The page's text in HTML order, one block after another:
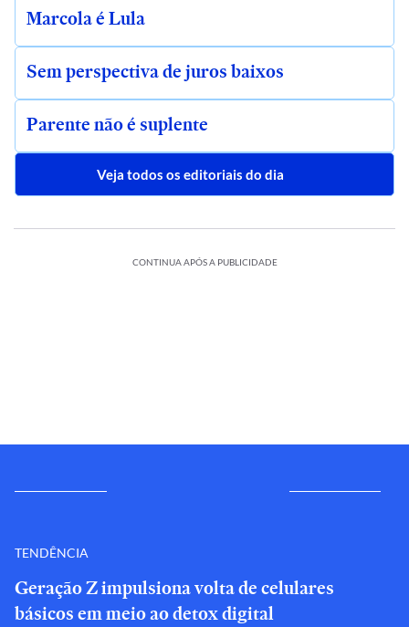
Marcola é Lula
Sem perspectiva de juros baixos
Parente não é suplente
Veja todos os editoriais do dia
CONTINUA APÓS A PUBLICIDADE
TENDÊNCIA
Geração Z impulsiona volta de celulares
básicos em meio ao detox digital